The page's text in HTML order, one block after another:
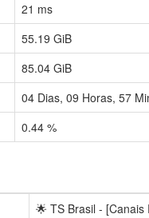
21 ms
55.19 GiB
85.04 GiB
04 Dias, 09 Horas, 57
0.44 %
🌟 TS Brasil -